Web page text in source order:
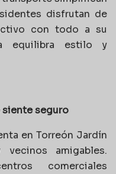
disfrutan de
con todo a su
equilibra estilo y
siente seguro
en Torreón Jardín
amigables.
comerciales